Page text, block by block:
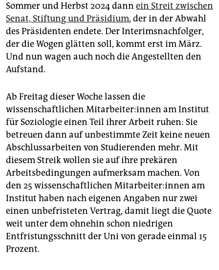
Sommer und Herbst 2024 dann ein Streit zwischen
Senat, Stiftung und Präsidium, der in der Abwahl
des Präsidenten endete. Der Interimsnachfolger,
der die Wogen glätten soll, kommt erst im März.
Und nun wagen auch noch die Angestellten den
Aufstand.
Ab Freitag dieser Woche lassen die
wissenschaftlichen Mit­ar­bei­te­r:in­nen am Institut
für Soziologie einen Teil ihrer Arbeit ruhen: Sie
betreuen dann auf unbestimmte Zeit keine neuen
Abschlussarbeiten von Studierenden mehr. Mit
diesem Streik wollen sie auf ihre prekären
Arbeitsbedingungen aufmerksam machen. Von
den 25 wissenschaftlichen Mit­ar­bei­te­r:in­nen am
Institut haben nach eigenen Angaben nur zwei
einen unbefristeten Vertrag, damit liegt die Quote
weit unter dem ohnehin schon niedrigen
Entfristungsschnitt der Uni von gerade einmal 15
Prozent.